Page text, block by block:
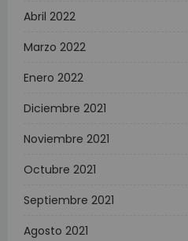
Abril 2022
Marzo 2022
Enero 2022
Diciembre 2021
Noviembre 2021
Octubre 2021
Septiembre 2021
Agosto 2021